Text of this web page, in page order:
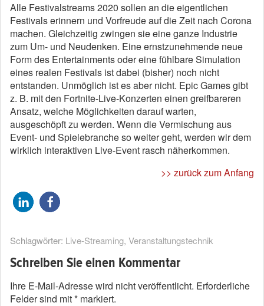
Alle Festivalstreams 2020 sollen an die eigentlichen
Festivals erinnern und Vorfreude auf die Zeit nach Corona
machen. Gleichzeitig zwingen sie eine ganze Industrie
zum Um- und Neudenken. Eine ernstzunehmende neue
Form des Entertainments oder eine fühlbare Simulation
eines realen Festivals ist dabei (bisher) noch nicht
entstanden. Unmöglich ist es aber nicht. Epic Games gibt
z. B. mit den Fortnite-Live-Konzerten einen greifbareren
Ansatz, welche Möglichkeiten darauf warten,
ausgeschöpft zu werden. Wenn die Vermischung aus
Event- und Spielebranche so weiter geht, werden wir dem
wirklich interaktiven Live-Event rasch näherkommen.
>> zurück zum Anfang
Schlagwörter: Live-Streaming, Veranstaltungstechnik
Schreiben Sie einen Kommentar
Ihre E-Mail-Adresse wird nicht veröffentlicht. Erforderliche
Felder sind mit* markiert.